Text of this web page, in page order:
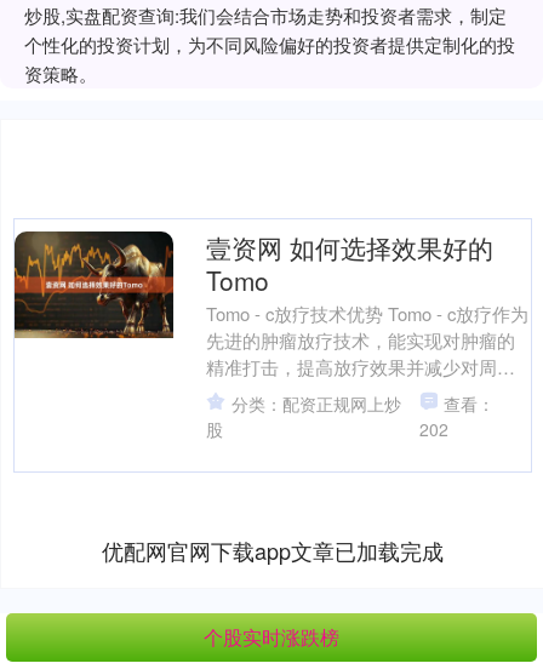
炒股,实盘配资查询:我们会结合市场走势和投资者需求，制定
个性化的投资计划，为不同风险偏好的投资者提供定制化的投
资策略。
壹资网 如何选择效果好的
Tomo
Tomo - c放疗技术优势 Tomo - c放疗作为
先进的肿瘤放疗技术，能实现对肿瘤的
精准打击，提高放疗效果并减少对周围
正常组织的损伤。在肿瘤治疗中，精准
度至....
分类：配资正规网上炒
股
查看：
202
优配网官网下载app文章已加载完成
个股实时涨跌榜